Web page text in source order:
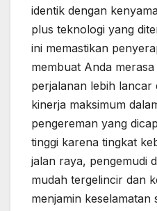
identik dengan
plus teknologi yang
ini memastikan
membuat Anda
perjalanan lebih lancar
kinerja maksimum
pengereman yang
tinggi karena tingkat
jalan raya, pengemudi
mudah tergelincir dan
menjamin keselamatan